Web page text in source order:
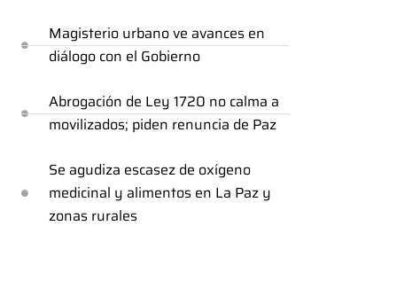
Magisterio urbano ve avances en
diálogo con el Gobierno
Abrogación de Ley 1720 no calma a
movilizados; piden renuncia de Paz
Se agudiza escasez de oxígeno
medicinal y alimentos en La Paz y
zonas rurales